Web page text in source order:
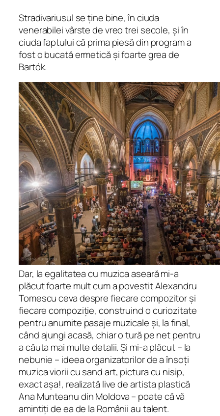
Stradivariusul se ține bine, în ciuda
venerabilei vârste de vreo trei secole, și în
ciuda faptului că prima piesă din program a
fost o bucată ermetică și foarte grea de
Bartók.
Dar, la egalitatea cu muzica aseară mi-a
plăcut foarte mult cum a povestit Alexandru
Tomescu ceva despre fiecare compozitor și
fiecare compoziție, construind o curiozitate
pentru anumite pasaje muzicale și, la final,
când ajungi acasă, chiar o tură pe net pentru
a căuta mai multe detalii. Și mi-a plăcut – la
nebunie – ideea organizatorilor de a însoți
muzica viorii cusand art, pictura cu nisip,
exact așa!, realizată live de artista plastică
Ana Munteanu din Moldova – poate că vă
amintiți de ea de la Românii au talent.